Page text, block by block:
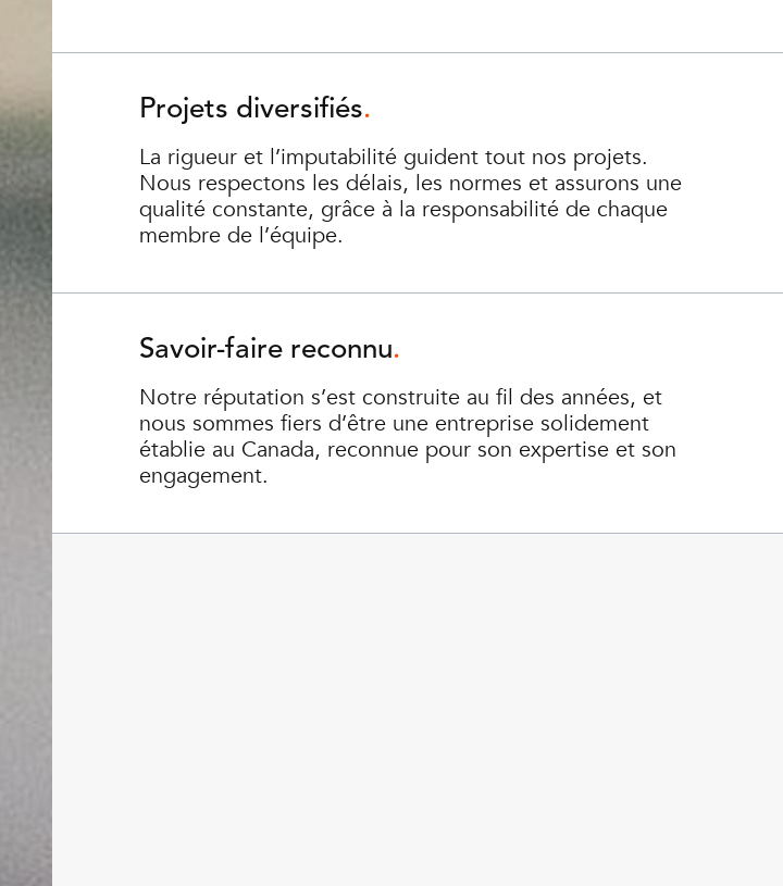
Projets diversifiés
La rigueur et l’imputabilité guident tout nos projets.
Nous respectons les délais, les normes et assurons une
qualité constante, grâce à la responsabilité de chaque
membre de l’équipe.
Savoir-faire reconnu
Notre réputation s’est construite au fil des années, et
nous sommes fiers d’être une entreprise solidement
établie au Canada, reconnue pour son expertise et son
engagement.